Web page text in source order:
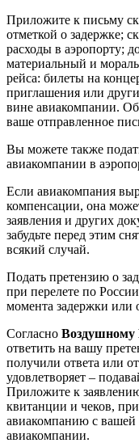
Приложите к письму
отметкой о задержке;
расходы в аэропорту;
материальный и
рейса: билеты на
приглашения или
вине авиакомпании.
ваше отправленное
Вы можете также
авиакомпании в
Если авиакомпания
компенсации, она
заявления и других
забудьте перед этим
всякий случай.
Подать претензию о
при перелете по
момента задержки или
Согласно Воздушному
ответить на вашу
получили ответа или
удовлетворяет –
Приложите к
квитанции и чеков,
авиакомпанию с вашей
авиакомпании.